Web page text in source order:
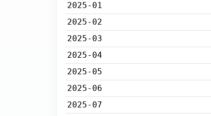
2025-01
2025-02
2025-03
2025-04
2025-05
2025-06
2025-07